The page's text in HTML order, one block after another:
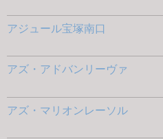
アジュール宝塚南口
アズ・アドバンリーヴァ
アズ・マリオンレーソル